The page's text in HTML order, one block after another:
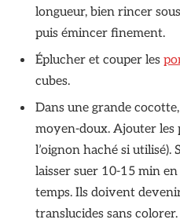
longueur, bien rincer
puis émincer finement.
Éplucher et couper les
cubes.
Dans une grande
moyen-doux. Ajouter les
l’oignon haché si
laisser suer 10-15 min
temps. Ils doivent
translucides sans colorer.